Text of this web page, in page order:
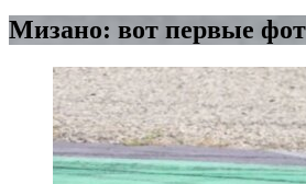
Мизано: вот первые